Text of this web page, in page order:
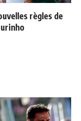
règles de